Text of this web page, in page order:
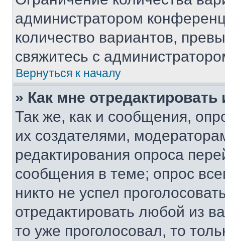
администратором
количество вариантов,
свяжитесь с
Вернуться к началу
» Как мне
Так же, как и сообщения,
их создателями,
редактирования опроса
сообщения в теме; опрос
никто не успел
отредактировать любой из
то уже проголосовал, то